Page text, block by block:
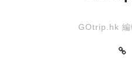
GOtrip.hk 編